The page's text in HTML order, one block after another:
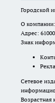
Городской
О компании:
Адрес:
Знак
Сетевое
Возрастная